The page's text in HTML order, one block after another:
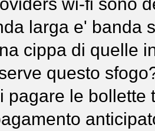
larga e' banda
cippa di quelle
questo
pagare le bollette